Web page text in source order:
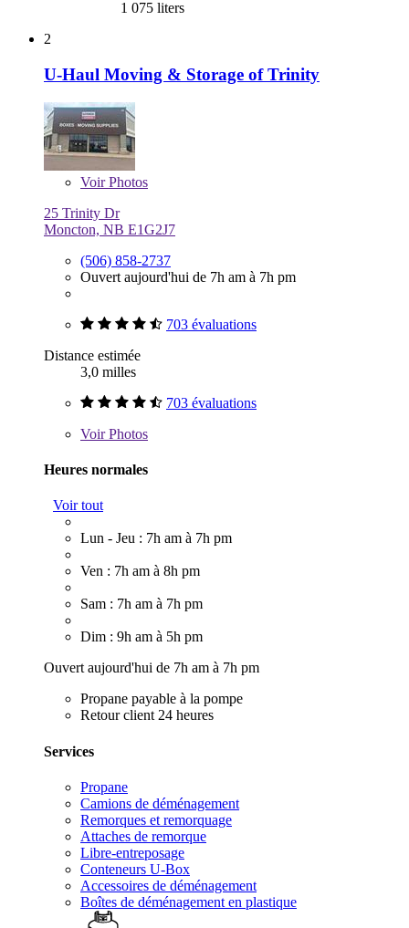
1 075 liters
2
U-Haul Moving & Storage of Trinity
VoirPhotos
25 Trinity Dr
Moncton, NB E1G2J7
(506) 858-2737
Ouvert aujourd'hui de 7h am à 7h pm
703 évaluations
Distance estimée
3,0 milles
703 évaluations
VoirPhotos
Heures normales
Voir tout
Lun - Jeu : 7h am à 7h pm
Ven : 7h am à 8h pm
Sam : 7h am à 7h pm
Dim : 9h am à 5h pm
Ouvert aujourd'hui de 7h am à 7h pm
Propane payable à la pompe
Retour client 24 heures
Services
Propane
Camions de déménagement
Remorques et remorquage
Attaches de remorque
Libre-entreposage
Conteneurs U-Box
Accessoires de déménagement
Boîtes de déménagement en plastique